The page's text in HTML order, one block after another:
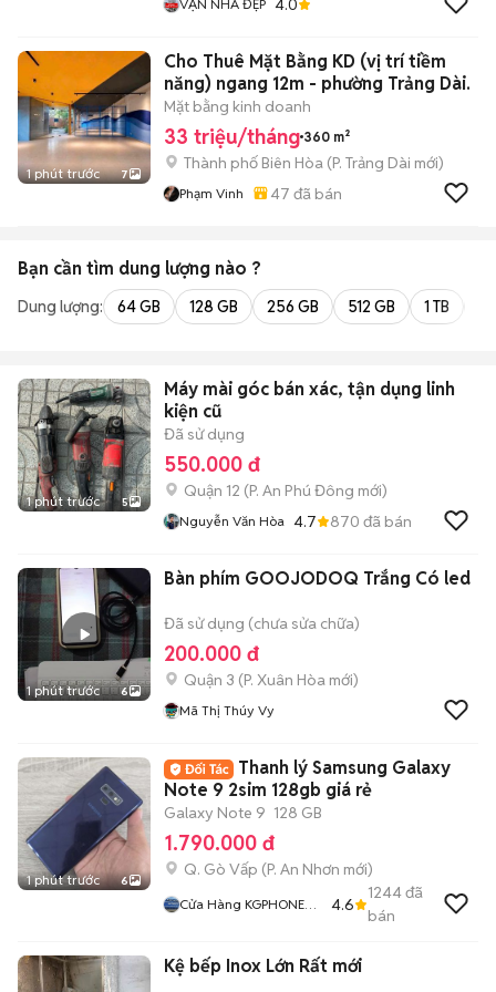
VẠN NHÀ ĐẸP
1 phút trước 7
Cho Thuê Mặt Bằng KD (vị trí tiềm
năng) ngang 12m - phường Trảng Dài.
Mặt bằng kinh doanh
33 triệu/tháng 360 m²
Thành phố Biên Hòa (P. Trảng Dài mới)
Phạm Vinh 47 đã bán
Bạn cần tìm dung lượng nào ?
Dung lượng: 64 GB 128 GB 256 GB 512 GB 1 TB
1 phút trước 5
Máy mài góc bán xác, tận dụng linh
kiện cũ
Đã sử dụng
550.000 đ
Quận 12 (P. An Phú Đông mới)
Nguyễn Văn Hòa 4.7 870 đã bán
1 phút trước 6
Bàn phím GOOJODOQ Trắng Có led
Đã sử dụng (chưa sửa chữa)
200.000 đ
Quận 3 (P. Xuân Hòa mới)
Mã Thị Thúy Vy
1 phút trước 6
Thanh lý Samsung Galaxy
Note 9 2sim 128gb giá rẻ
Galaxy Note 9 128 GB
1.790.000 đ
Q. Gò Vấp (P. An Nhơn mới)
Cửa Hàng KGPHONE
4.6
1244đã
bán
Kệ bếp Inox Lớn Rất mới